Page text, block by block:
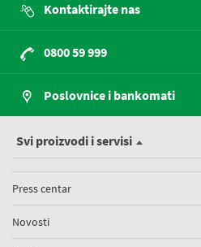
Kontaktirajte nas
0800 59 999
Poslovnice i bankomati
Svi proizvodi i servisi
Press centar
Novosti